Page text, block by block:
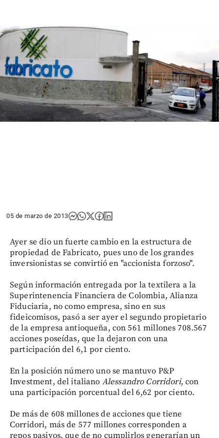
05 de marzo de 2013
Ayer se dio un fuerte cambio en la estructura de
propiedad de Fabricato, pues uno de los grandes
inversionistas se convirtió en "accionista forzoso".
Según información entregada por la textilera a la
Superintenencia Financiera de Colombia, Alianza
Fiduciaria, no como empresa, sino en sus
fideicomisos, pasó a ser ayer el segundo propietario
de la empresa antioqueña, con 561 millones 708.567
acciones poseídas, que la dejaron con una
participación del 6,1 por ciento.
En la posición número uno se mantuvo P&P
Investment, del italiano Alessandro Corridori, con
una participación porcentual del 6,62 por ciento.
De más de 608 millones de acciones que tiene
Corridori, más de 577 millones corresponden a
repos pasivos, que de no cumplirlos generarían un